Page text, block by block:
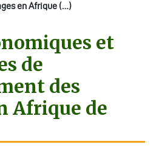
en Afrique (…)
et
de
des
Afrique de